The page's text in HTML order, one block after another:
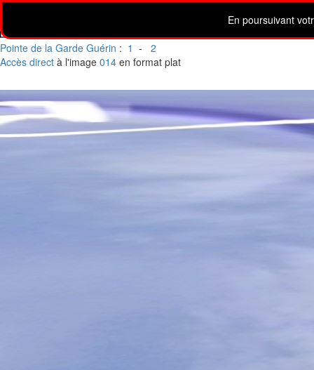
Pointe de la Garde Guérin : 1 -
2
Accès direct à l'image 014 en format plat
En poursuivant